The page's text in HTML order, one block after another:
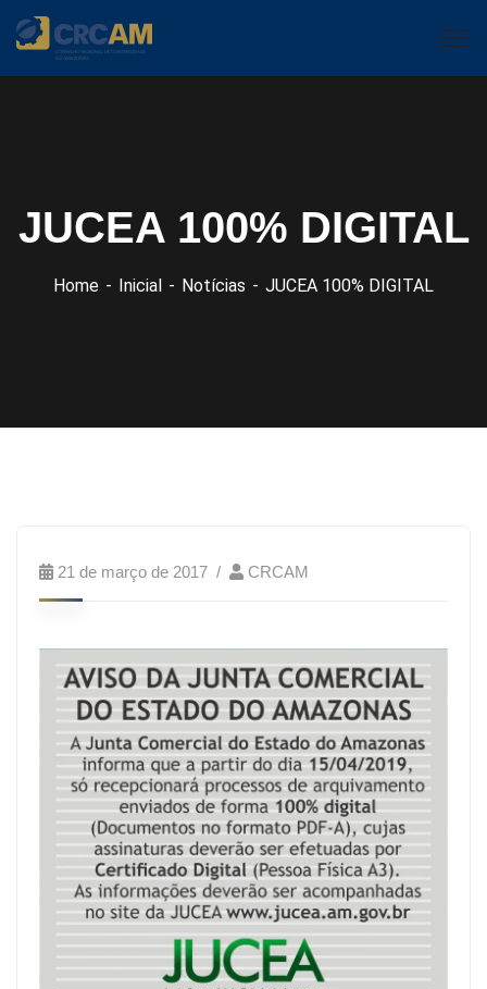
JUCEA 100% DIGITAL
Home Inicial Notícias JUCEA 100% DIGITAL
21 de março de 2017 CRCAM